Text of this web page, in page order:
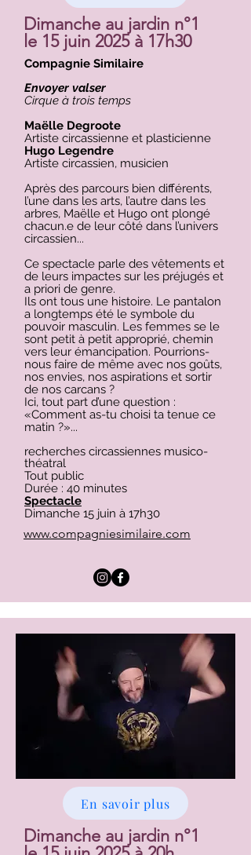
Dimanche au jardin n°1
le 15 juin 2025 à 17h30
Compagnie Similaire
Envoyer valser
Cirque à trois temps
Maëlle Degroote
Artiste circassienne et plasticienne
Hugo Legendre
Artiste circassien, musicien
Après des parcours bien différents,
l’une dans les arts, l’autre dans les
arbres, Maëlle et Hugo ont plongé
chacun.e de leur côté dans l’univers
circassien...
Ce spectacle parle des vêtements et
de leurs impactes sur les préjugés et
a priori de genre.
Ils ont tous une histoire. Le pantalon
a longtemps été le symbole du
pouvoir masculin. Les femmes se le
sont petit à petit approprié, chemin
vers leur émancipation. Pourrions-
nous faire de même avec nos goûts,
nos envies, nos aspirations et sortir
de nos carcans ?
Ici, tout part d’une question :
«Comment as-tu choisi ta tenue ce
matin ?»...
recherches circassiennes musico-
théatral
Tout public
Durée : 40 minutes
Spectacle
Dimanche 15 juin à 17h30
www.compagniesimilaire.com
En savoir plus
Dimanche au jardin n°1